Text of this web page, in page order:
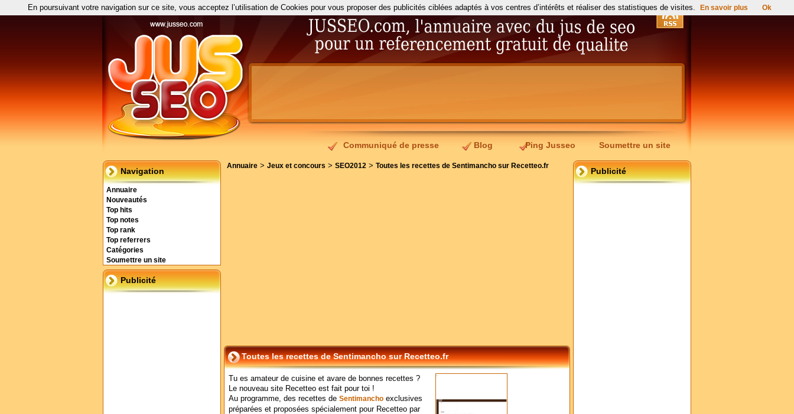
Communiqué de presse Blog Ping Jusseo Soumettre un site
Navigation
Annuaire
Nouveautés
Top hits
Top notes
Top rank
Top referrers
Catégories
Soumettre un site
Publicité
Publicité
Annuaire > Jeux et concours > SEO2012 > Toutes les recettes de Sentimancho sur Recetteo.fr
Toutes les recettes de Sentimancho sur Recetteo.fr
Tu es amateur de cuisine et avare de bonnes recettes ?
Le nouveau site Recetteo est fait pour toi !
Au programme, des recettes de Sentimancho exclusives
préparées et proposées spécialement pour Recetteo par
En poursuivant votre navigation sur ce site, vous acceptez l’utilisation de Cookies pour vous proposer des publicités ciblées adaptés à vos centres d’intérêts et réaliser des statistiques de visites. En savoir plus Ok